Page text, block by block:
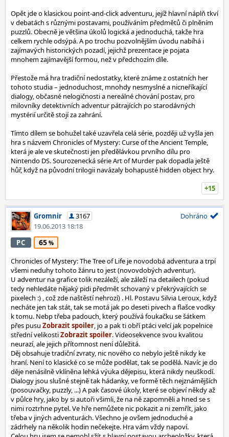
Opět jde o klasickou point-and-click adventuru, jejíž hlavní náplň tkví
v debatách s různými postavami, používáním předmětů či plněním
puzzlů. Obecně je většina úkolů logická a jednoduchá, takže hra
celkem rychle odsýpá. A po trochu pozvolnějším úvodu nabíhá i
zajímavých historických pozadí, jejichž prezentace je pojata
mnohem zajímavější formou, než v předchozím díle.
Přestože má hra tradiční nedostatky, které známe z ostatních her
tohoto studia – jednoduchost, mnohdy nesmyslné a nicneříkající
dialogy, občasné nelogičnosti a nereálné chování postav, pro
milovníky detektivních adventur pátrajících po starodávných
mystérií určitě stojí za zahrání.
Tímto dílem se bohužel také uzavřela celá série, později už vyšla jen
hra s názvem Chronicles of Mystery: Curse of the Ancient Temple,
která je ale ve skutečnosti jen předělávkou prvního dílu pro
Nintendo DS. Sourozenecká série Art of Murder pak dopadla ještě
hůř, když na původní trilogii navázaly bohapusté hidden object hry.
+15
Gromnir
3167
19.06.2013 18:18
Dohráno
PC 65
Chronicles of Mystery: The Tree of Life je novodobá adventura a trpí
všemi neduhy tohoto žánru to jest (novovdobých adventur).
U adventur na grafice tolik nezáleží, ale záleží na detailech (pokud
tedy nehledáte nějaký pidi předmět schovaný v překrývajících se
pixelech :) , což zde naštěstí nehrozí) . Hl. Postavu Silvia Leroux, když
necháte jen tak stát, tak se motá jak po deseti pivech a flašce vodky
k tomu. Nebp třeba padouch, který používá foukačku se šátkem
přes pusu
, jo a pak ti obří ptáci velcí jak popelnice
střední velikosti
. Videosekvence svou kvalitou
neurazí, ale jejich přítomnost není důležitá.
Děj obsahuje tradiční zvraty, nic nového co nebylo ještě nikdy ke
hraní. Není to klasické co se může podělat, tak se podělá. Navíc je do
děje nenásilně vklíněna lehká výuka dějepisu, která nikdy neuškodí.
Dialogy jsou slušné stejně tak hádanky, ve formě těch nejznámějších
(posouvačky, puzzly, ...) A pak časové úkoly, které se objeví někdy až
v půlce hry, jako by si autoři všimli, že na ně zapomněli a hned se s
nimi roztrhne pytel. Ve hře nemůžete nic pokazit a ni zemřít, jako
třeba v jiných adventurách. Všechno je ovšem jednoduché a
zádrhely na několik hodin nečekejte. Hra vám vždy napoví.